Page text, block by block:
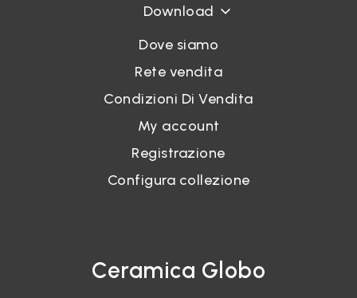
Download
Dove siamo
Rete vendita
Condizioni Di Vendita
My account
Registrazione
Configura collezione
Ceramica Globo